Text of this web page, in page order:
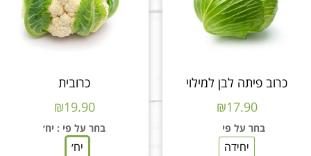
כרוב פיתה לבן למילוי
₪17.90
בחר על פי
יחידה
כרובית
₪19.90
בחר על פי : יח׳
יח׳